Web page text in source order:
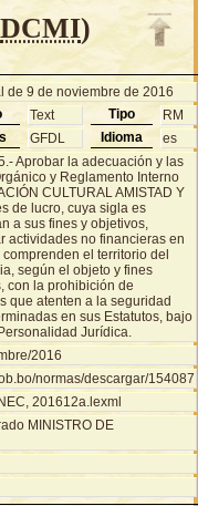
DCMI)
de 9 de noviembre de 2016
Text Tipo
RM
GFDL Idioma es
Aprobar la adecuación y las
y Reglamento Interno
CULTURAL AMISTAD Y
de lucro, cuya sigla es
a sus fines y objetivos,
actividades no financieras en
el territorio del
según el objeto y fines
con la prohibición de
que atenten a la seguridad
en sus Estatutos, bajo
Jurídica.
2016
normas/descargar/154087
201612a.lexml
MINISTRO DE